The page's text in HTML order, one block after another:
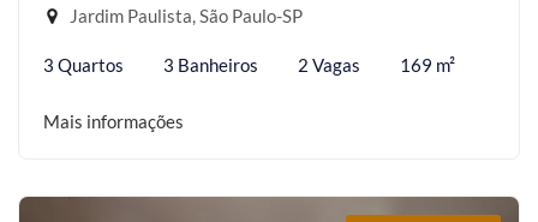
Jardim Paulista, São Paulo-SP
3 Quartos 3 Banheiros 2 Vagas 169 m²
Mais informações